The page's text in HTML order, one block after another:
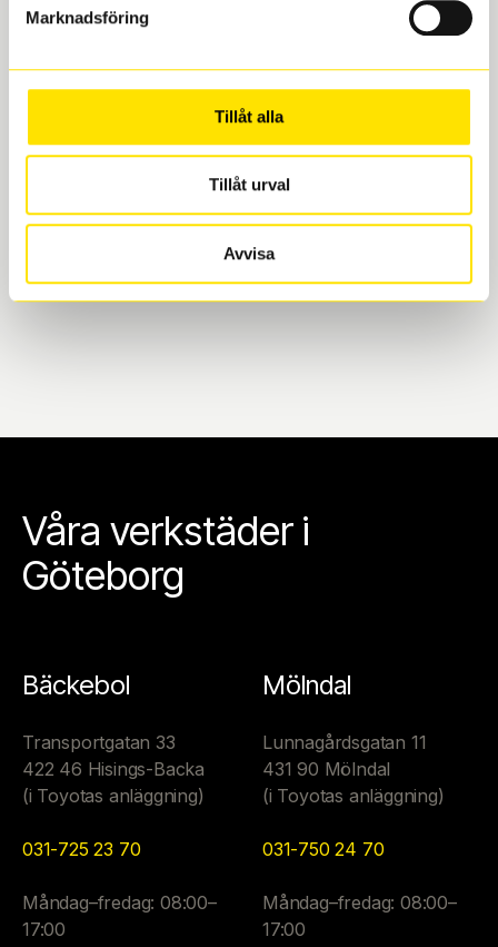
Marknadsföring
Tillåt alla
Tillåt urval
Avvisa
Boka och hämta hos Däckspecialen
När du beställer dina nya däck eller fälgar hos oss
levereras de direkt till någon av våra däckverkstäder i
Göteborg. Välj mellan Hisingen (Bäckebol) eller
Mölndal. I beställningen anger du datum och tid för
vi till att de uppfyller alla krav för en säker körning.
Våra verkstäder i
Göteborg
Bäckebol
Transportgatan 33
422 46 Hisings-Backa
(i Toyotas anläggning)
031-725 23 70
Måndag–fredag: 08:00–
17:00
Mölndal
Lunnagårdsgatan 11
431 90 Mölndal
(i Toyotas anläggning)
031-750 24 70
Måndag–fredag: 08:00–
17:00